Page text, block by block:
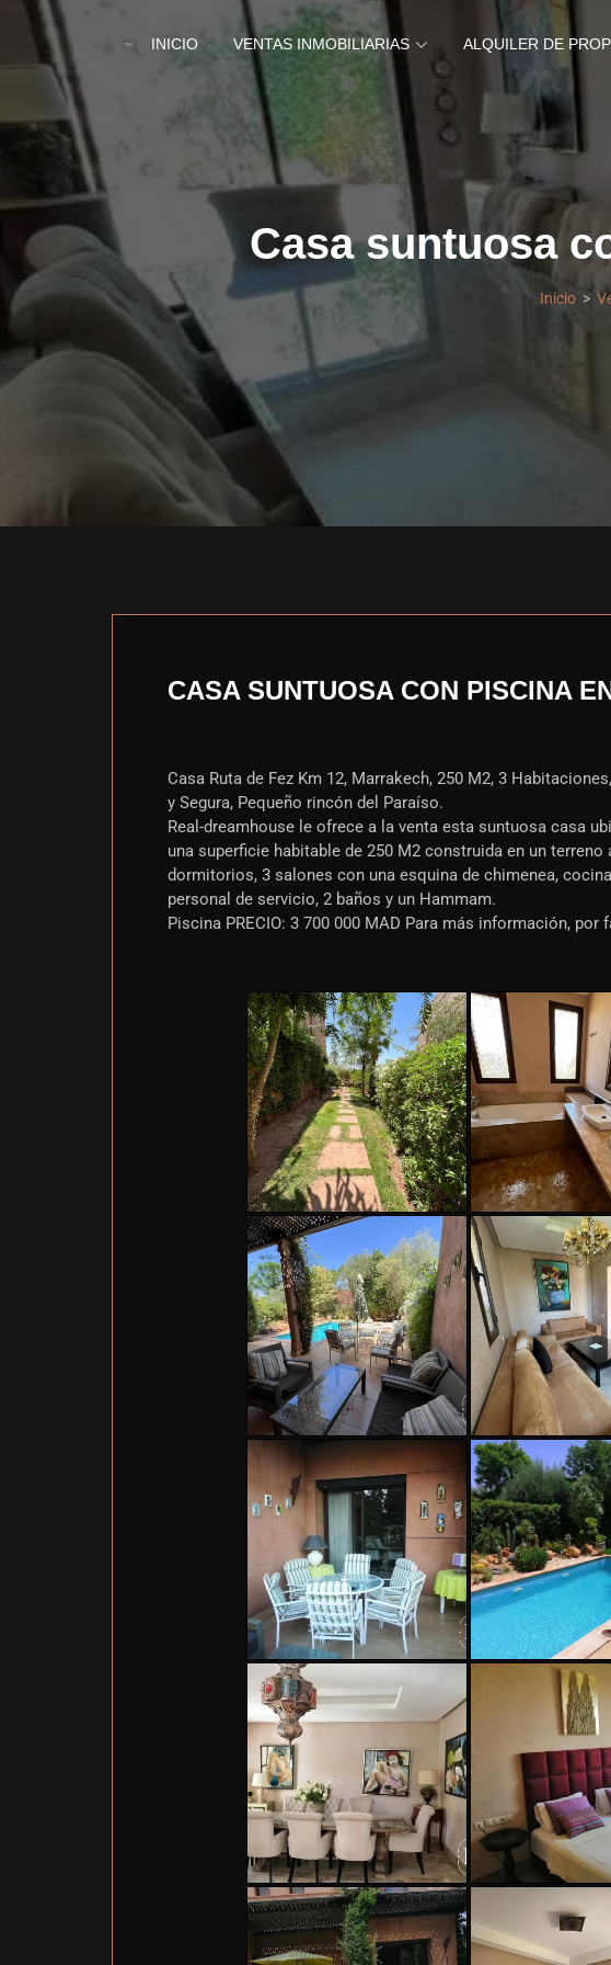
INICIO VENTAS INMOBILIARIAS ALQUILER DE
Casa suntuosa
Inicio
CASA SUNTUOSA CON PISCINA
Casa Ruta de Fez Km 12, Marrakech, 250 M2, 3
y Segura, Pequeño rincón del Paraíso.
Real-dreamhouse le ofrece a la venta esta suntuosa casa
una superficie habitable de 250 M2 construida en un
dormitorios, 3 salones con una esquina de chimenea,
personal de servicio, 2 baños y un Hammam.
Piscina PRECIO: 3 700 000 MAD Para más información,